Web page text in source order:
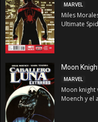
MARVEL
Miles
Ultimate
Moon
MARVEL
Moon knight
Moench y el